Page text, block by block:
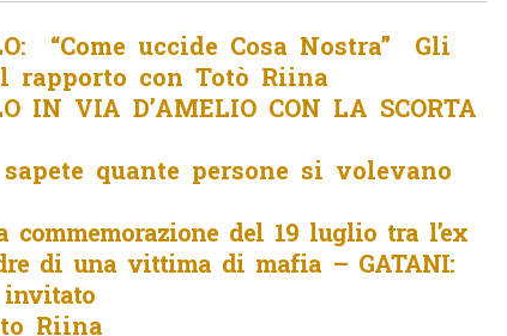
“Come uccide Cosa Nostra” Gli
rapporto con Totò Riina
IN VIA D’AMELIO CON LA SCORTA
sapete quante persone si volevano
commemorazione del 19 luglio tra l’ex
di una vittima di mafia – GATANI:
invitato
Riina